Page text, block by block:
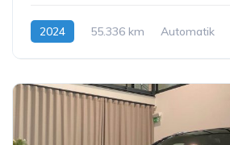
2024 55.336 km Automatik